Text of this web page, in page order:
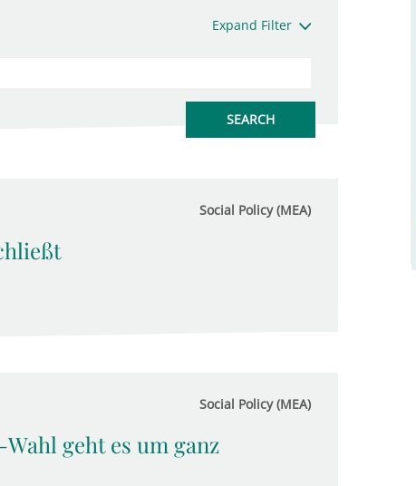
Expand Filter
Social Policy (MEA)
Social Policy (MEA)
geht es um ganz